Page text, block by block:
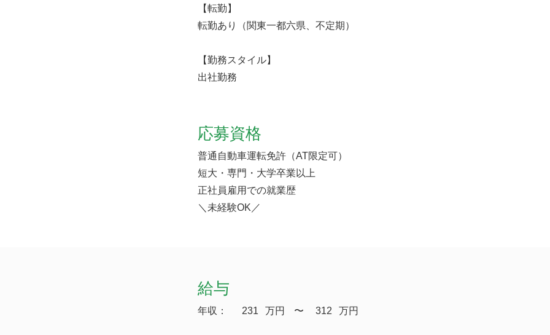
【転勤】
転勤あり（関東一都六県、不定期）
【勤務スタイル】
出社勤務
応募資格
普通自動車運転免許（AT限定可）
短大・専門・大学卒業以上
正社員雇用での就業歴
＼未経験OK／
給与
年収： 231 万円 ​〜 312 万円